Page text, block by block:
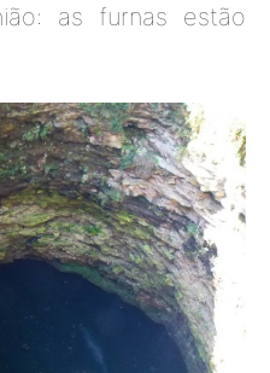
as furnas estão